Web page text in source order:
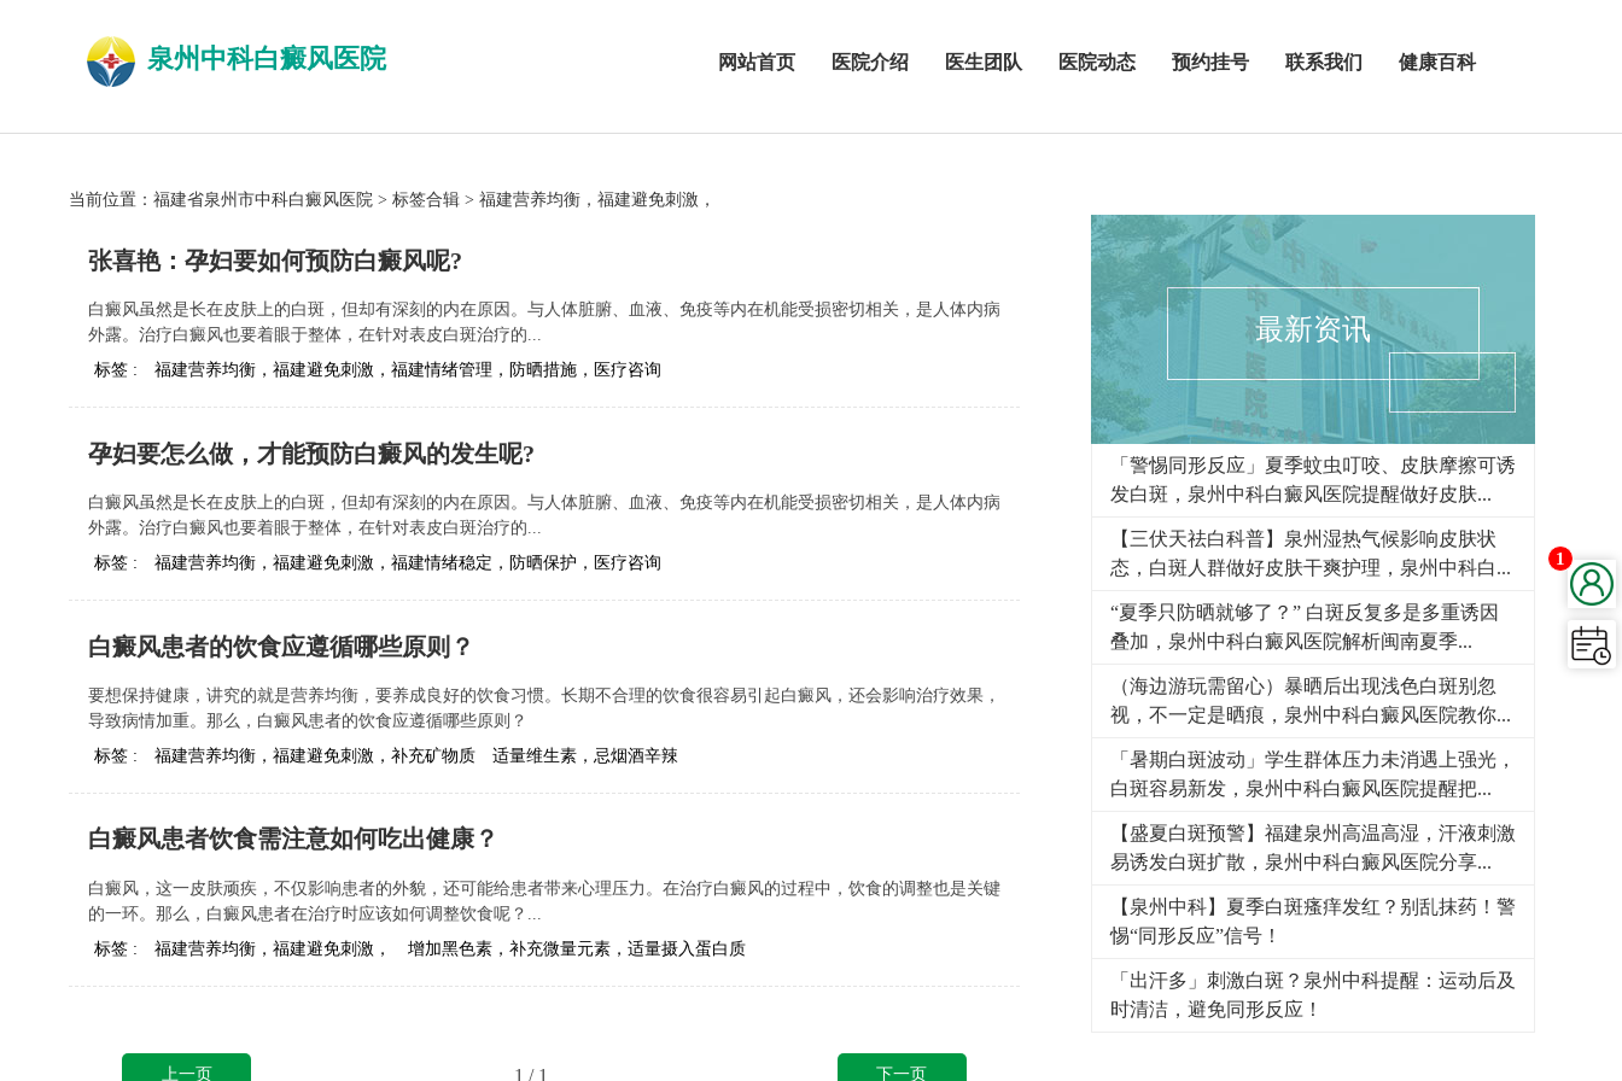
1
泉州中科白癜风医院 网站首页 医院介绍 医生团队 医院动态 预约挂号 联系我们 健康百科
当前位置： 福建省泉州市中科白癜风医院 > 标签合辑 > 福建营养均衡，福建避免刺激，
张喜艳：孕妇要如何预防白癜风呢?
白癜风虽然是长在皮肤上的白斑，但却有深刻的内在原因。与人体脏腑、血液、免疫等内在机能受损密切相关，是人体内病
外露。治疗白癜风也要着眼于整体，在针对表皮白斑治疗的...
标签 :
福建营养均衡，福建避免刺激，福建情绪管理，防晒措施，医疗咨询
孕妇要怎么做，才能预防白癜风的发生呢?
白癜风虽然是长在皮肤上的白斑，但却有深刻的内在原因。与人体脏腑、血液、免疫等内在机能受损密切相关，是人体内病
外露。治疗白癜风也要着眼于整体，在针对表皮白斑治疗的...
标签 :
福建营养均衡，福建避免刺激，福建情绪稳定，防晒保护，医疗咨询
白癜风患者的饮食应遵循哪些原则？
要想保持健康，讲究的就是营养均衡，要养成良好的饮食习惯。长期不合理的饮食很容易引起白癜风，还会影响治疗效果，
导致病情加重。那么，白癜风患者的饮食应遵循哪些原则？
标签 :
福建营养均衡，福建避免刺激，补充矿物质 适量维生素，忌烟酒辛辣
白癜风患者饮食需注意如何吃出健康？
白癜风，这一皮肤顽疾，不仅影响患者的外貌，还可能给患者带来心理压力。在治疗白癜风的过程中，饮食的调整也是关键
的一环。那么，白癜风患者在治疗时应该如何调整饮食呢？...
标签 :
福建营养均衡，福建避免刺激， 增加黑色素，补充微量元素，适量摄入蛋白质
上一页 1 / 1 下一页
最新资讯
「警惕同形反应」夏季蚊虫叮咬、皮肤摩擦可诱
发白斑，泉州中科白癜风医院提醒做好皮肤...
【三伏天祛白科普】泉州湿热气候影响皮肤状
态，白斑人群做好皮肤干爽护理，泉州中科白...
“夏季只防晒就够了？” 白斑反复多是多重诱因
叠加，泉州中科白癜风医院解析闽南夏季...
（海边游玩需留心）暴晒后出现浅色白斑别忽
视，不一定是晒痕，泉州中科白癜风医院教你...
「暑期白斑波动」学生群体压力未消遇上强光，
白斑容易新发，泉州中科白癜风医院提醒把...
【盛夏白斑预警】福建泉州高温高湿，汗液刺激
易诱发白斑扩散，泉州中科白癜风医院分享...
【泉州中科】夏季白斑瘙痒发红？别乱抹药！警
惕“同形反应”信号！
「出汗多」刺激白斑？泉州中科提醒：运动后及
时清洁，避免同形反应！